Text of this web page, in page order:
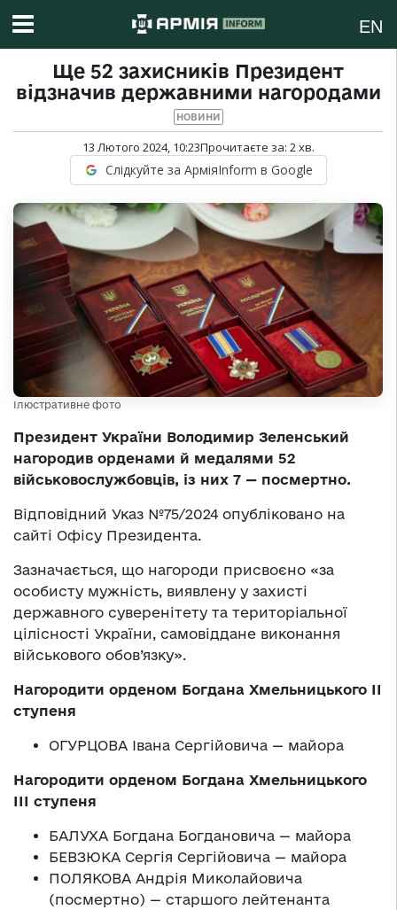
EN
Ще 52 захисників Президент
відзначив державними нагородами
НОВИНИ
13 Лютого 2024, 10:23Прочитаєте за: 2хв.
Слідкуйте за АрміяInform в Google
Ілюстративне фото
Президент України Володимир Зеленський
нагородив орденами й медалями 52
військовослужбовців, із них 7 — посмертно.
Відповідний Указ №75/2024 опубліковано на
сайті Офісу Президента.
Зазначається, що нагороди присвоєно «за
особисту мужність, виявлену у захисті
державного суверенітету та територіальної
цілісності України, самовіддане виконання
військового обов’язку».
Нагородити орденом Богдана Хмельницького ІІ
ступеня
ОГУРЦОВА Івана Сергійовича — майора
Нагородити орденом Богдана Хмельницького
ІІІ ступеня
БАЛУХА Богдана Богдановича — майора
БЕВЗЮКА Сергія Сергійовича — майора
ПОЛЯКОВА Андрія Миколайовича
(посмертно) — старшого лейтенанта